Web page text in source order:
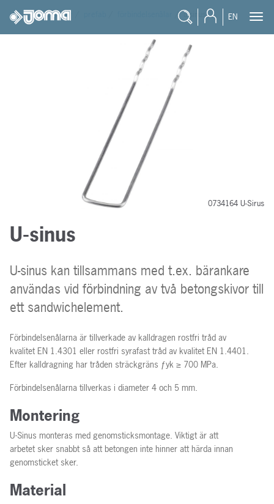
EN
joma / produkter / u-sinus
0734164 U-Sirus
U-sinus
U-sinus kan tillsammans med t.ex. bärankare
användas vid förbindning av två betongskivor till
ett sandwichelement.
Förbindelsenålarna är tillverkade av kalldragen rostfri tråd av
kvalitet EN 1.4301 eller rostfri syrafast tråd av kvalitet EN 1.4401.
Efter kalldragning har tråden sträckgräns ƒyk ≥ 700 MPa.
Förbindelsenålarna tillverkas i diameter 4 och 5 mm.
Montering
U-Sinus monteras med genomsticksmontage. Viktigt är att
arbetet sker snabbt så att betongen inte hinner att härda innan
genomsticket sker.
Material